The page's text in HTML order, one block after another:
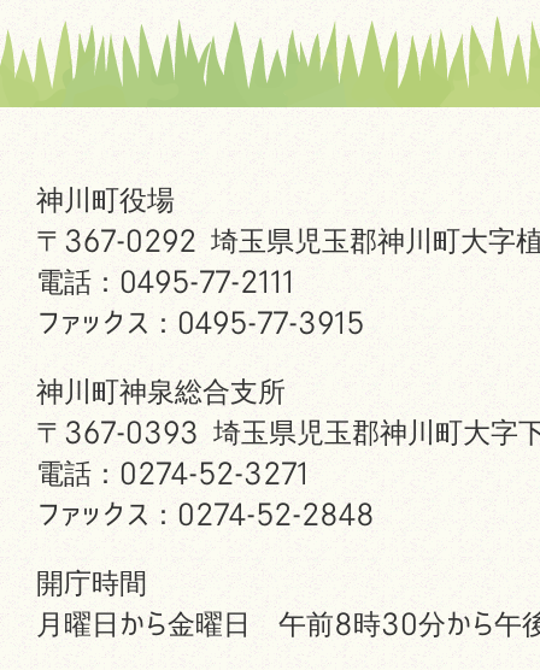
神川町役場
〒367-0292 埼玉県児玉郡神川町大字
電話：0495-77-2111
ファックス：0495-77-3915
神川町神泉総合支所
〒367-0393 埼玉県児玉郡神川町大字
電話：0274-52-3271
ファックス：0274-52-2848
開庁時間
月曜日から金曜日 午前8時30分から午